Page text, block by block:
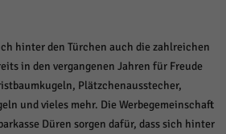
hinter den Türchen auch die zahlreichen
in den vergangenen Jahren für Freude
Plätzchenausstecher,
und vieles mehr. Die Werbegemeinschaft
Düren sorgen dafür, dass sich hinter